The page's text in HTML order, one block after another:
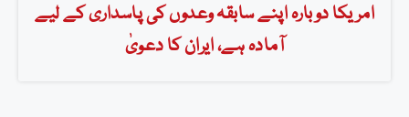
امریکا دوبارہ اپنے سابقہ وعدوں کی پاسداری کے لیے
آمادہ ہے، ایران کا دعویٰ